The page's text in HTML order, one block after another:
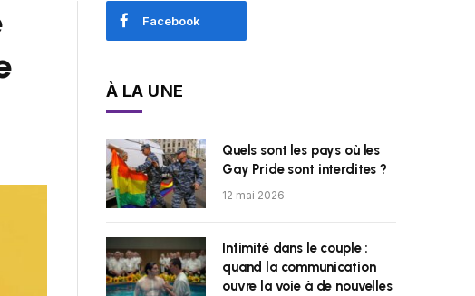
Facebook
À LA UNE
Quels sont les pays où les
Gay Pride sont interdites ?
12 mai 2026
Intimité dans le couple :
quand la communication
ouvre la voie à de nouvelles